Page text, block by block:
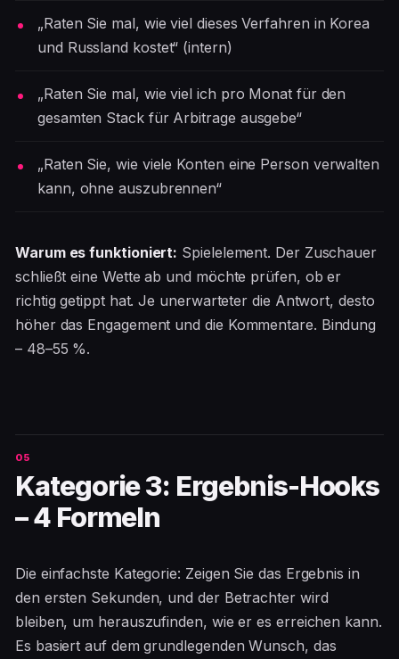
„Raten Sie mal, wie viel dieses Verfahren in Korea
und Russland kostet“ (intern)
„Raten Sie mal, wie viel ich pro Monat für den
gesamten Stack für Arbitrage ausgebe“
„Raten Sie, wie viele Konten eine Person verwalten
kann, ohne auszubrennen“
Warum es funktioniert: Spielelement. Der Zuschauer
schließt eine Wette ab und möchte prüfen, ob er
richtig getippt hat. Je unerwarteter die Antwort, desto
höher das Engagement und die Kommentare. Bindung
– 48–55 %.
Kategorie 3: Ergebnis-Hooks
– 4 Formeln
Die einfachste Kategorie: Zeigen Sie das Ergebnis in
den ersten Sekunden, und der Betrachter wird
bleiben, um herauszufinden, wie er es erreichen kann.
Es basiert auf dem grundlegenden Wunsch, das